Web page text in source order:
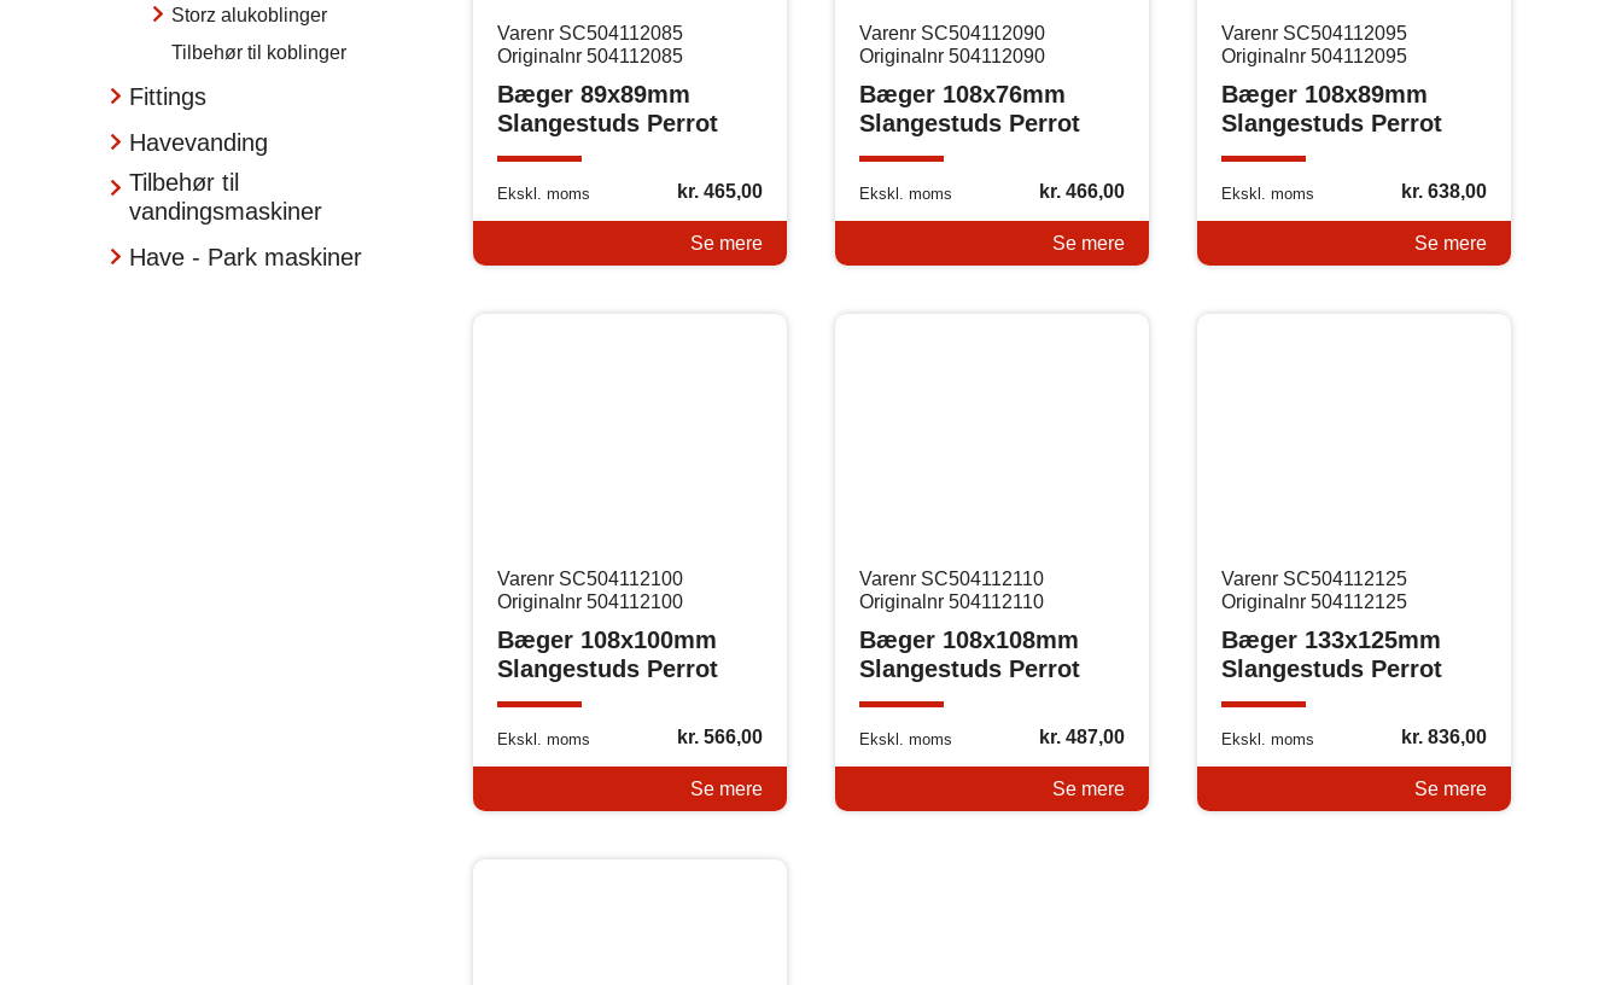
Varenr SC504112085
Originalnr 504112085
Bæger 89x89mm
Slangestuds Perrot
Ekskl. moms kr.465,00
Se mere
Varenr SC504112090
Originalnr 504112090
Bæger 108x76mm
Slangestuds Perrot
Ekskl. moms kr.466,00
Se mere
Varenr SC504112095
Originalnr 504112095
Bæger 108x89mm
Slangestuds Perrot
Ekskl. moms kr.638,00
Se mere
Varenr SC504112100
Originalnr 504112100
Bæger 108x100mm
Slangestuds Perrot
Ekskl. moms kr.566,00
Se mere
Varenr SC504112110
Originalnr 504112110
Bæger 108x108mm
Slangestuds Perrot
Ekskl. moms kr.487,00
Se mere
Varenr SC504112125
Originalnr 504112125
Bæger 133x125mm
Slangestuds Perrot
Ekskl. moms kr.836,00
Se mere
Storz alukoblinger
Tilbehør til koblinger
Fittings
Havevanding
Tilbehør til
vandingsmaskiner
Have - Park maskiner